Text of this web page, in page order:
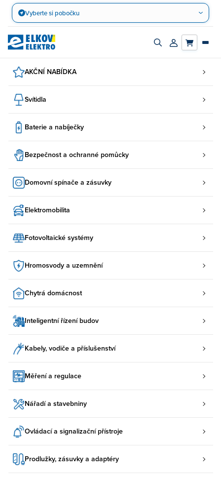
Přejít
obsah
Vyberte si pobočku
Zapnout/vypnout
Přihlásit/
AKČNÍ NABÍDKA
Svítidla
Baterie a nabíječky
Bezpečnost a ochranné pomůcky
Domovní spínače a zásuvky
Elektromobilita
Fotovoltaické systémy
Hromosvody a uzemnění
Chytrá domácnost
Inteligentní řízení budov
Kabely, vodiče a příslušenství
Měření a regulace
Nářadí a stavebniny
Ovládací a signalizační přístroje
Prodlužky, zásuvky a adaptéry